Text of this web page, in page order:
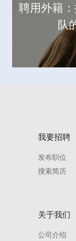
聘用外籍
队
我要招聘
发布职位
搜索简历
关于我们
公司介绍